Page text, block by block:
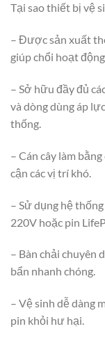
Tại sao thiết bị vệ
– Được sản xuất
giúp chổi hoạt
– Sở hữu đầy đủ
và dòng dùng áp
thống.
– Cán cây làm
cận các vị trí khó.
– Sử dụng hệ
220V hoặc pin
– Bàn chải chuyên
bẩn nhanh chóng.
– Vệ sinh dễ dàng
pin khỏi hư hại.